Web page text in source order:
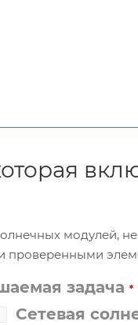
проверенными
задача *
Сетевая